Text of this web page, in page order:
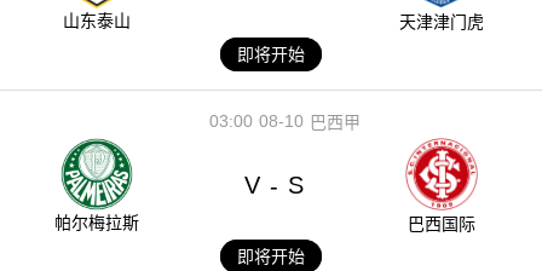
山东泰山
天津津门虎
即将开始
08-10
03:00 巴西甲
帕尔梅拉斯
V - S
巴西国际
即将开始